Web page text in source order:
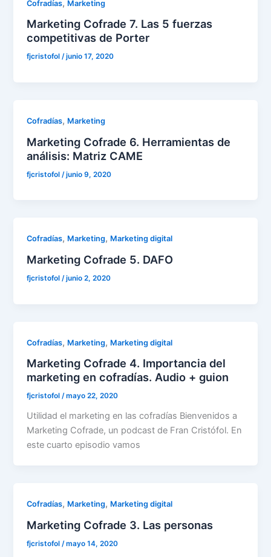
Cofradías, Marketing
Marketing Cofrade 7. Las 5 fuerzas
competitivas de Porter
fjcristofol/junio 17, 2020
Cofradías, Marketing
Marketing Cofrade 6. Herramientas de
análisis: Matriz CAME
fjcristofol /junio 9, 2020
Cofradías, Marketing, Marketing digital
Marketing Cofrade 5. DAFO
fjcristofol/junio 2, 2020
Cofradías, Marketing, Marketing digital
Marketing Cofrade 4. Importancia del
marketing en cofradías. Audio + guion
fjcristofol/mayo 22, 2020
Utilidad el marketing en las cofradías Bienvenidos a
Marketing Cofrade, un podcast de Fran Cristófol. En
este cuarto episodio vamos
Cofradías, Marketing, Marketing digital
Marketing Cofrade 3. Las personas
fjcristofol /mayo 14, 2020